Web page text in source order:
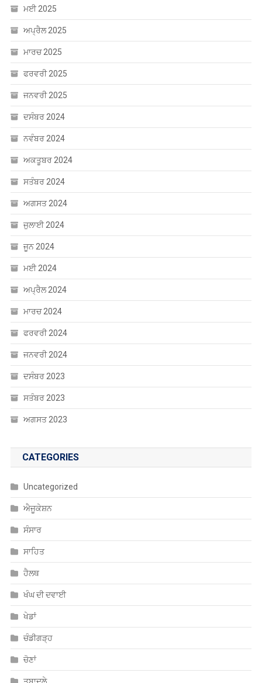
ਮਈ 2025
ਅਪ੍ਰੈਲ 2025
ਮਾਰਚ 2025
ਫਰਵਰੀ 2025
ਜਨਵਰੀ 2025
ਦਸੰਬਰ 2024
ਨਵੰਬਰ 2024
ਅਕਤੂਬਰ 2024
ਸਤੰਬਰ 2024
ਅਗਸਤ 2024
ਜੁਲਾਈ 2024
ਜੂਨ 2024
ਮਈ 2024
ਅਪ੍ਰੈਲ 2024
ਮਾਰਚ 2024
ਫਰਵਰੀ 2024
ਜਨਵਰੀ 2024
ਦਸੰਬਰ 2023
ਸਤੰਬਰ 2023
ਅਗਸਤ 2023
CATEGORIES
Uncategorized
ਐਜੂਕੇਸ਼ਨ
ਸੰਸਾਰ
ਸਾਹਿਤ
ਹੈਲਥ
ਖੰਘ ਦੀ ਦਵਾਈ
ਖੇਡਾਂ
ਚੰਡੀਗੜ੍ਹ
ਚੋਣਾਂ
ਤਬਾਦਲੇ